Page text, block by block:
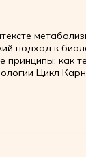
подход к
принципы: как
Цикл